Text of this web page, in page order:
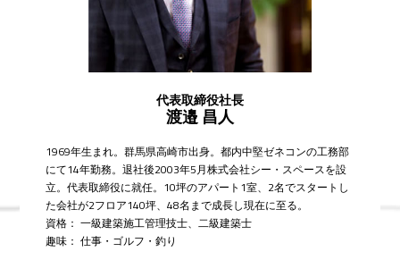
代表取締役社長
渡邉 昌人
1969年生まれ。群馬県高崎市出身。都内中堅ゼネコンの工務部
にて14年勤務。退社後2003年5月株式会社シー・スペースを設
立。代表取締役に就任。10坪のアパート1室、2名でスタートし
た会社が2フロア140坪、48名まで成長し現在に至る。
資格： 一級建築施工管理技士、二級建築士
趣味： 仕事・ゴルフ・釣り